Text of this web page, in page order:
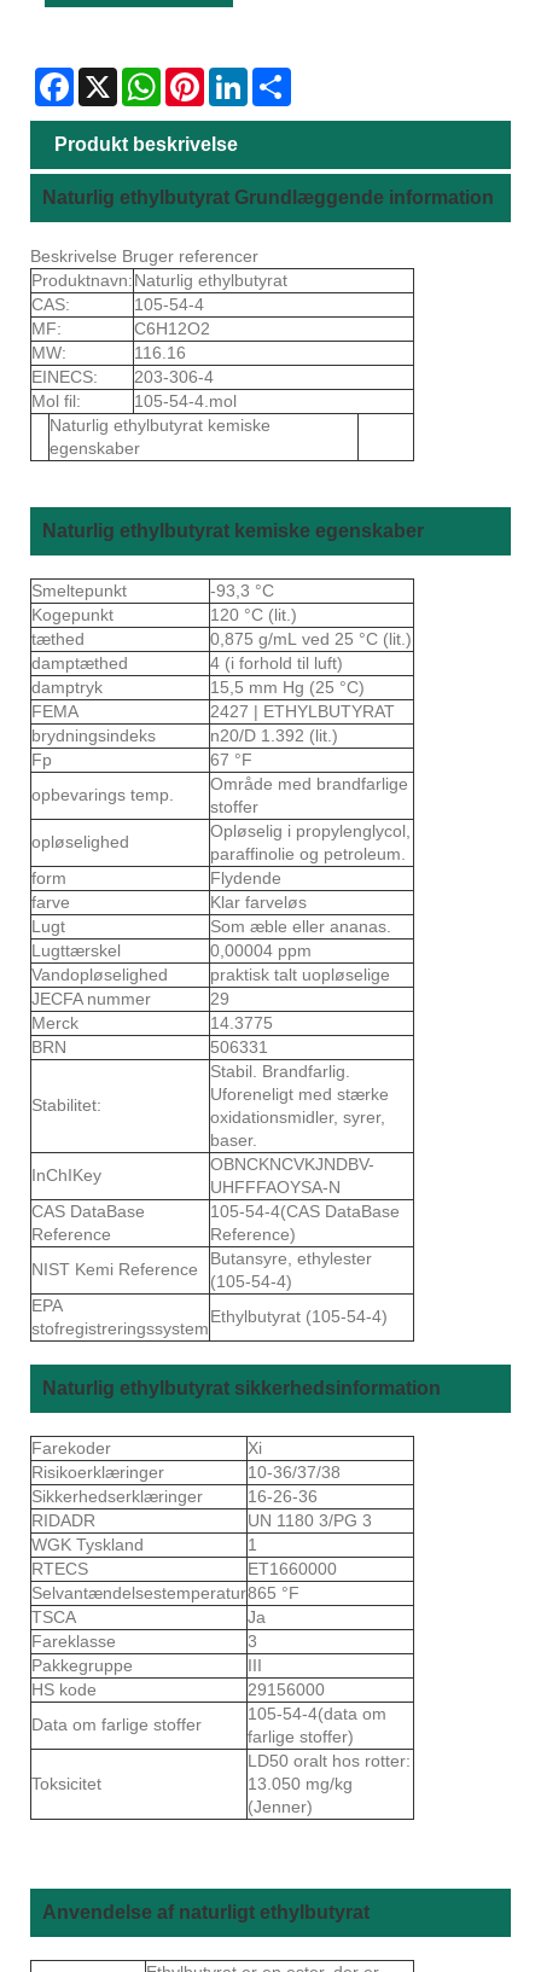
Facebook
X WhatsAppPinterestLinkedIn
Produkt beskrivelse
Naturlig ethylbutyrat Grundlæggende information
Beskrivelse Bruger referencer
Produktnavn:Naturlig ethylbutyrat
CAS:
105-54-4
MF:
C6H12O2
MW:
116.16
EINECS:
203-306-4
Mol fil:
105-54-4.mol
Naturlig ethylbutyrat kemiske
egenskaber
Naturlig ethylbutyrat kemiske egenskaber
Smeltepunkt
-93,3 °C
Kogepunkt
120 °C (lit.)
tæthed
0,875 g/mL ved 25 °C (lit.)
damptæthed
4 (i forhold til luft)
damptryk
15,5 mm Hg (25 °C)
FEMA
2427 | ETHYLBUTYRAT
brydningsindeks
n20/D 1.392 (lit.)
Fp
67 °F
opbevarings temp.
Område med brandfarlige
stoffer
opløselighed
Opløselig i propylenglycol,
paraffinolie og petroleum.
form
Flydende
farve
Klar farveløs
Lugt
Som æble eller ananas.
Lugttærskel
0,00004 ppm
Vandopløselighed
praktisk talt uopløselige
JECFA nummer
29
Merck
14.3775
BRN
506331
Stabilitet:
Stabil. Brandfarlig.
Uforeneligt med stærke
oxidationsmidler, syrer,
baser.
InChIKey
OBNCKNCVKJNDBV-
UHFFFAOYSA-N
CAS DataBase
Reference
105-54-4(CAS DataBase
Reference)
NIST Kemi Reference
Butansyre, ethylester
(105-54-4)
EPA
stofregistreringssystem
Ethylbutyrat (105-54-4)
Naturlig ethylbutyrat sikkerhedsinformation
Farekoder
Xi
Risikoerklæringer
10-36/37/38
Sikkerhedserklæringer
16-26-36
RIDADR
UN 1180 3/PG 3
WGK Tyskland
1
RTECS
ET1660000
Selvantændelsestemperatur865 °F
TSCA
Ja
Fareklasse
3
Pakkegruppe
III
HS kode
29156000
Data om farlige stoffer
105-54-4(data om
farlige stoffer)
Toksicitet
LD50 oralt hos rotter:
13.050 mg/kg
(Jenner)
Anvendelse af naturligt ethylbutyrat